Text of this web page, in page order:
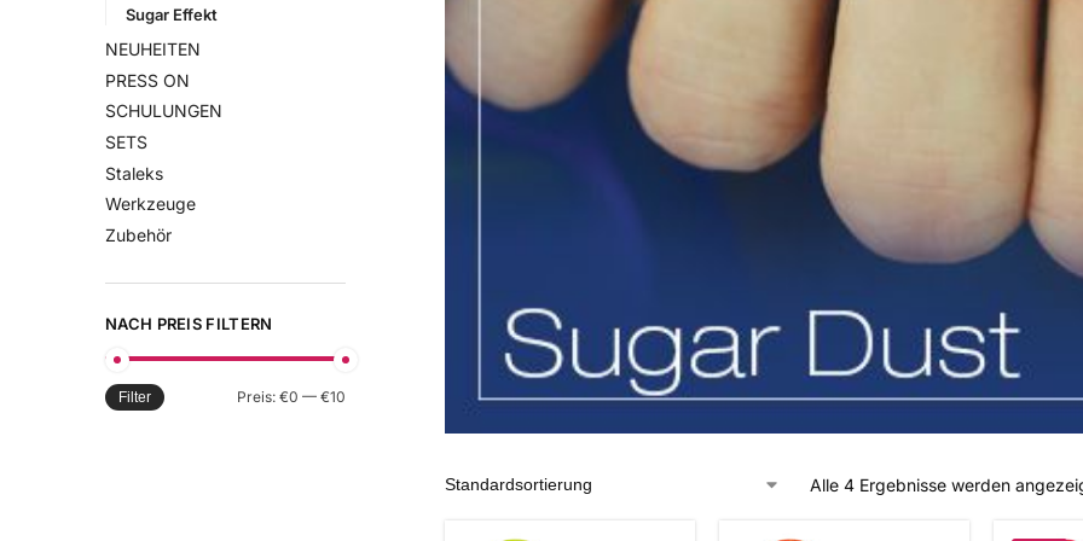
Alle 4 Ergebnisse werden
Sugar Effekt
NEUHEITEN
PRESS ON
SCHULUNGEN
SETS
Staleks
Werkzeuge
Zubehör
NACH PREIS FILTERN
Filter Preis: €0 — €10